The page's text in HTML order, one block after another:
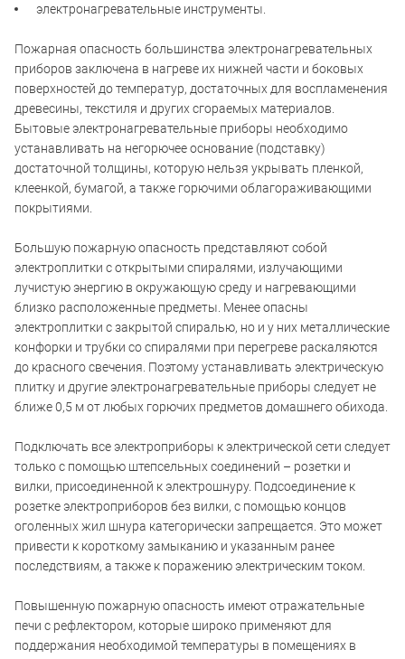
электронагревательные инструменты.
Пожарная опасность большинства электронагревательных
приборов заключена в нагреве их нижней части и боковых
поверхностей до температур, достаточных для воспламенения
древесины, текстиля и других сгораемых материалов.
Бытовые электронагревательные приборы необходимо
устанавливать на негорючее основание (подставку)
достаточной толщины, которую нельзя укрывать пленкой,
клеенкой, бумагой, а также горючими облагораживающими
покрытиями.
Большую пожарную опасность представляют собой
электроплитки с открытыми спиралями, излучающими
лучистую энергию в окружающую среду и нагревающими
близко расположенные предметы. Менее опасны
электроплитки с закрытой спиралью, но и у них металлические
конфорки и трубки со спиралями при перегреве раскаляются
до красного свечения. Поэтому устанавливать электрическую
плитку и другие электронагревательные приборы следует не
ближе 0,5 м от любых горючих предметов домашнего обихода.
Подключать все электроприборы к электрической сети следует
только с помощью штепсельных соединений – розетки и
вилки, присоединенной к электрошнуру. Подсоединение к
розетке электроприборов без вилки, с помощью концов
оголенных жил шнура категорически запрещается. Это может
привести к короткому замыканию и указанным ранее
последствиям, а также к поражению электрическим током.
Повышенную пожарную опасность имеют отражательные
печи с рефлектором, которые широко применяют для
поддержания необходимой температуры в помещениях в